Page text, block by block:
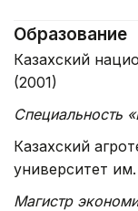
Образование
Казахский
(2001)
Специальность
Казахский
университет
Магистр